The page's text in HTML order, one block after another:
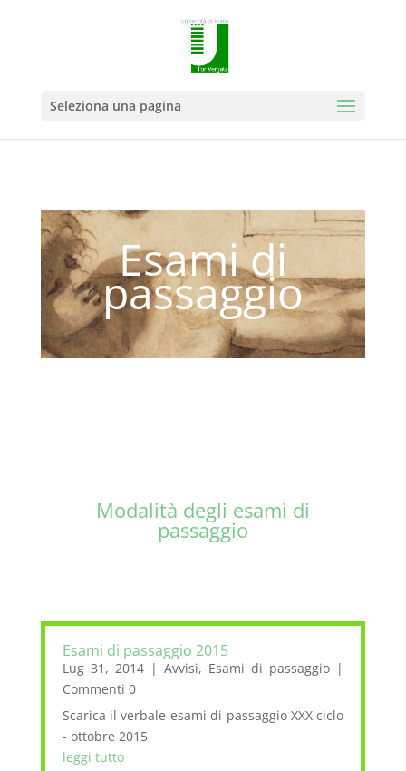
Seleziona una pagina
Esami di
passaggio
Modalità degli esami di
passaggio
Esami di passaggio 2015
Lug 31, 2014|Avvisi, Esami di passaggio |
Commenti 0
Scarica il verbale esami di passaggio XXX ciclo
- ottobre 2015
leggi tutto